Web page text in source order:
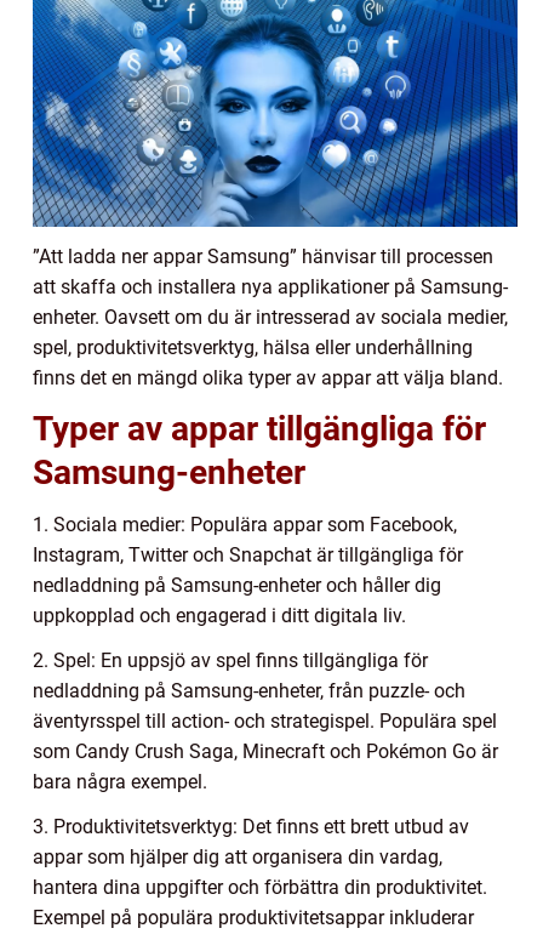
”Att ladda ner appar Samsung” hänvisar till processen
att skaffa och installera nya applikationer på Samsung-
enheter. Oavsett om du är intresserad av sociala medier,
spel, produktivitetsverktyg, hälsa eller underhållning
finns det en mängd olika typer av appar att välja bland.
Typer av appar tillgängliga för
Samsung-enheter
1. Sociala medier: Populära appar som Facebook,
Instagram, Twitter och Snapchat är tillgängliga för
nedladdning på Samsung-enheter och håller dig
uppkopplad och engagerad i ditt digitala liv.
2. Spel: En uppsjö av spel finns tillgängliga för
nedladdning på Samsung-enheter, från puzzle- och
äventyrsspel till action- och strategispel. Populära spel
som Candy Crush Saga, Minecraft och Pokémon Go är
bara några exempel.
3. Produktivitetsverktyg: Det finns ett brett utbud av
appar som hjälper dig att organisera din vardag,
hantera dina uppgifter och förbättra din produktivitet.
Exempel på populära produktivitetsappar inkluderar